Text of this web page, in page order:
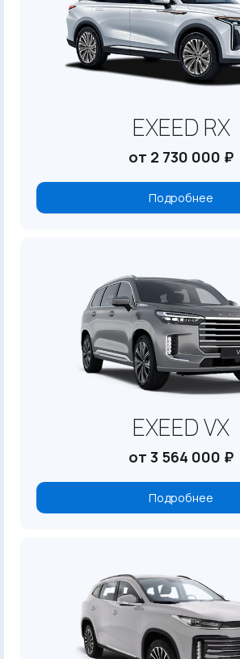
EXEED RX
от 2 730 000 ₽
Подробнее
EXEED VX
от 3 564 000 ₽
Подробнее